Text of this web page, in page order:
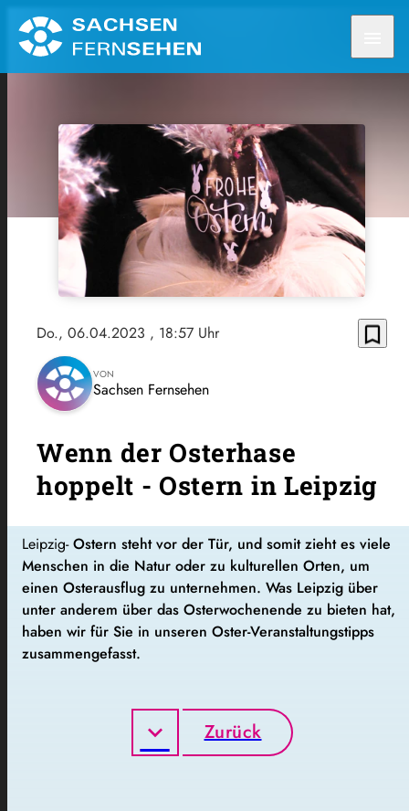
Do., 06.04.2023 , 18:57 Uhr bookmark_border
VON
Sachsen Fernsehen
Wenn der Osterhase
hoppelt - Ostern in Leipzig
Leipzig-Ostern steht vor der Tür, und somit zieht es viele
Menschen in die Natur oder zu kulturellen Orten, um
einen Osterausflug zu unternehmen. Was Leipzig über
unter anderem über das Osterwochenende zu bieten hat,
haben wir für Sie in unseren Oster-Veranstaltungstipps
zusammengefasst.
Zurück